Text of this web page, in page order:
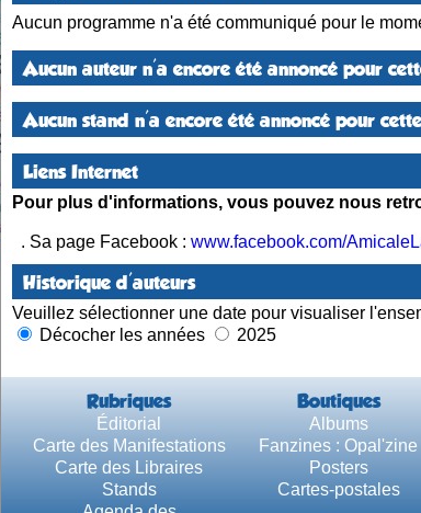
Aucun programme n'a été communiqué pour le
Aucun auteur n'a encore été annoncé pour
Aucun stand n'a encore été annoncé pour
Liens Internet
Pour plus d'informations, vous pouvez nous
. Sa page Facebook : www.facebook.com/
Historique d'auteurs
Veuillez sélectionner une date pour visualiser
Décocher les années
2025
Rubriques Boutiques
Éditorial Albums
Carte des Manifestations
Fanzines : Opal'zine
Carte des Libraires
Posters
Stands
Cartes-postales